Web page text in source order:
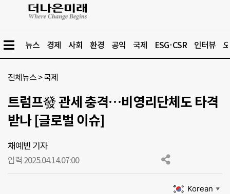
뉴스 경제 사회 환경 공익 국제 ESG·CSR 인터뷰
전체뉴스 >국제
트럼프發 관세 충격…비영리단체도 타격
받나 [글로벌 이슈]
채예빈 기자
입력 2025.04.14.07:00
Korean ▼